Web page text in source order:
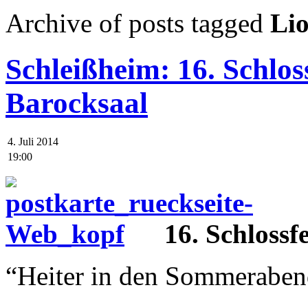
Archive of posts tagged
Schleißheim: 16.
Barocksaal
4. Juli 2014
19:00
16.
“Heiter in den